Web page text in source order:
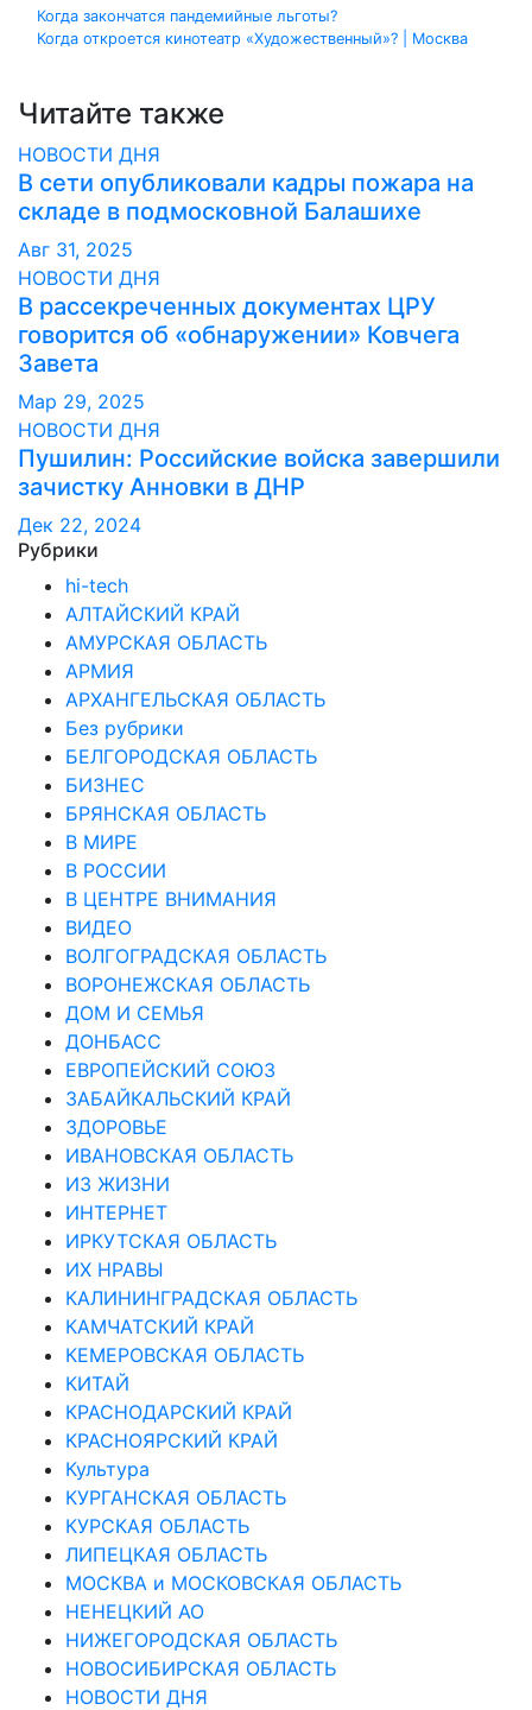
Навигация
записям
Когда закончатся пандемийные льготы?
Когда откроется кинотеатр «Художественный»? | Москва
Читайте также
НОВОСТИ ДНЯ
В сети опубликовали кадры пожара на
складе в подмосковной Балашихе
Авг 31, 2025
НОВОСТИ ДНЯ
В рассекреченных документах ЦРУ
говорится об «обнаружении» Ковчега
Завета
Мар 29, 2025
НОВОСТИ ДНЯ
Пушилин: Российские войска завершили
зачистку Анновки в ДНР
Дек 22, 2024
Рубрики
hi-tech
АЛТАЙСКИЙ КРАЙ
АМУРСКАЯ ОБЛАСТЬ
АРМИЯ
АРХАНГЕЛЬСКАЯ ОБЛАСТЬ
Без рубрики
БЕЛГОРОДСКАЯ ОБЛАСТЬ
БИЗНЕС
БРЯНСКАЯ ОБЛАСТЬ
В МИРЕ
В РОССИИ
В ЦЕНТРЕ ВНИМАНИЯ
ВИДЕО
ВОЛГОГРАДСКАЯ ОБЛАСТЬ
ВОРОНЕЖСКАЯ ОБЛАСТЬ
ДОМ И СЕМЬЯ
ДОНБАСС
ЕВРОПЕЙСКИЙ СОЮЗ
ЗАБАЙКАЛЬСКИЙ КРАЙ
ЗДОРОВЬЕ
ИВАНОВСКАЯ ОБЛАСТЬ
ИЗ ЖИЗНИ
ИНТЕРНЕТ
ИРКУТСКАЯ ОБЛАСТЬ
ИХ НРАВЫ
КАЛИНИНГРАДCКАЯ ОБЛАСТЬ
КАМЧАТСКИЙ КРАЙ
КЕМЕРОВСКАЯ ОБЛАСТЬ
КИТАЙ
КРАСНОДАРСКИЙ КРАЙ
КРАСНОЯРСКИЙ КРАЙ
Культура
КУРГАНСКАЯ ОБЛАСТЬ
КУРСКАЯ ОБЛАСТЬ
ЛИПЕЦКАЯ ОБЛАСТЬ
МОСКВА и МОСКОВСКАЯ ОБЛАСТЬ
НЕНЕЦКИЙ АО
НИЖЕГОРОДСКАЯ ОБЛАСТЬ
НОВОСИБИРСКАЯ ОБЛАСТЬ
НОВОСТИ ДНЯ